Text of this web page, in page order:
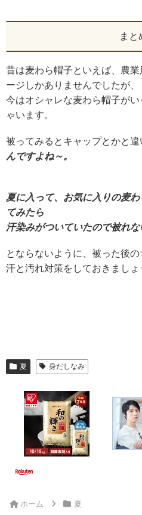
まと
昔は麦わら帽子といえば、農
ージしかありませんでしたが、
今はオシャレな麦わら帽子が
ゃいます。
被ってみるとキャップとかと違
んですよね～。
夏に入って、お気に入りの麦
てみたら
汗染みがついていたので被れな
とならないように、被った後の
汗と汚れ対策をしておきましょ
夏 身だしなみ
ホーム 夏